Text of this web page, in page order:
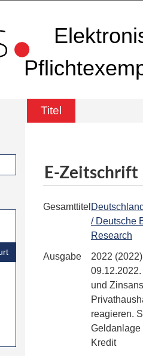
Titel
E-Zeitschrift
Gesamttitel
/ Deutsche
Research
Ausgabe
2022 (2022)
und
reagieren.
Geldanlage
Kredit